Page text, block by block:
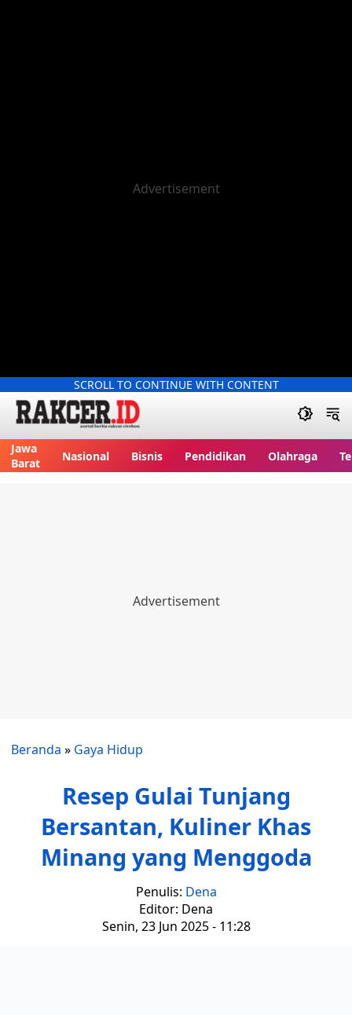
SCROLL TO CONTINUE WITH CONTENT
Jawa
Barat
Nasional Bisnis Pendidikan Olahraga
Beranda » Gaya Hidup
Resep Gulai Tunjang
Bersantan, Kuliner Khas
Minang yang Menggoda
Penulis: Dena
Editor: Dena
Senin, 23 Jun 2025 - 11:28